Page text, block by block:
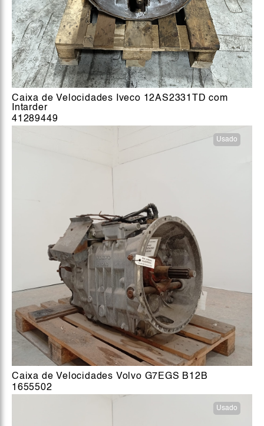
Caixa de Velocidades Iveco 12AS2331TD com
Intarder
41289449
Usado
Caixa de Velocidades Volvo G7EGS B12B
1655502
Usado